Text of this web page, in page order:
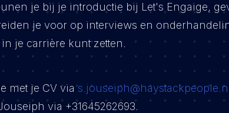
je bij je introductie bij Let's Engaige,
je voor op interviews en
je carrière kunt zetten.
met je CV via
via +31645262693.